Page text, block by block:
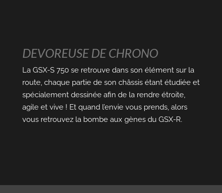
DEVOREUSE DE CHRONO
La GSX-S 750 se retrouve dans son élément sur la
route, chaque partie de son châssis étant étudiée et
spécialement dessinée afin de la rendre étroite,
agile et vive ! Et quand l’envie vous prends, alors
vous retrouvez la bombe aux gènes du GSX-R.